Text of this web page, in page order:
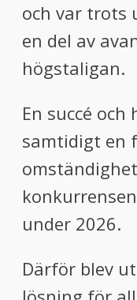
och var trots
en del av
högstaligan.
En succé
samtidigt en
under 2026.
Därför blev